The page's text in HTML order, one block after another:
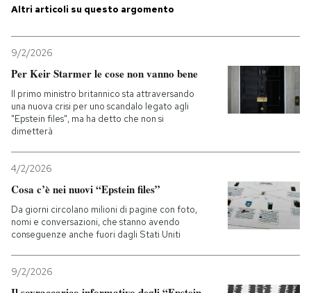
Altri articoli su questo argomento
9/2/2026
Per Keir Starmer le cose non vanno bene
Il primo ministro britannico sta attraversando
una nuova crisi per uno scandalo legato agli
"Epstein files", ma ha detto che non si
dimetterà
4/2/2026
Cosa c’è nei nuovi “Epstein files”
Da giorni circolano milioni di pagine con foto,
nomi e conversazioni, che stanno avendo
conseguenze anche fuori dagli Stati Uniti
9/2/2026